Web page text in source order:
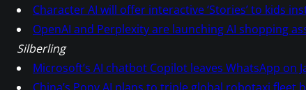
Character AI will offer interactive ‘Stories’ to kids
OpenAI and Perplexity are launching AI shopping
Silberling
Microsoft’s AI chatbot Copilot leaves WhatsApp on